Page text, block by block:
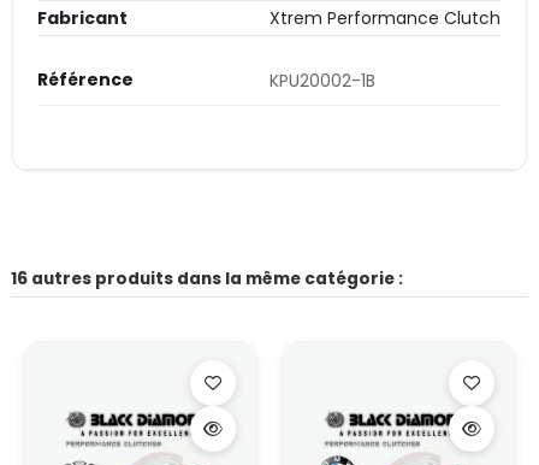
Fabricant
Xtrem Performance Clutch
Référence KPU20002-1B
16 autres produits dans la même catégorie :